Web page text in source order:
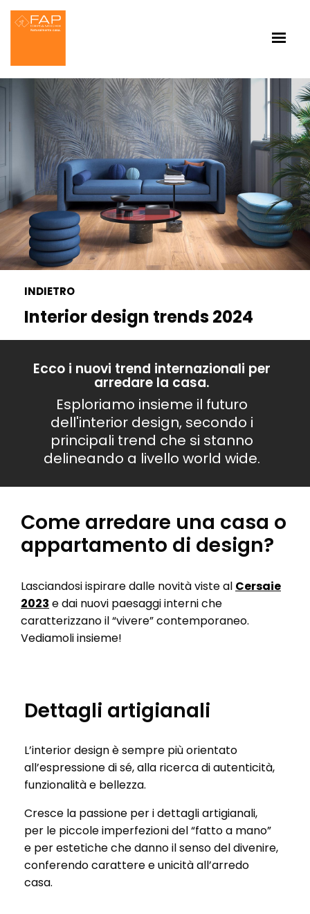
INDIETRO
Interior design trends 2024
Ecco i nuovi trend internazionali per
arredare la casa.
Esploriamo insieme il futuro
dell'interior design, secondo i
principali trend che si stanno
delineando a livello world wide.
Come arredare una casa o
appartamento di design?
Lasciandosi ispirare dalle novità viste al Cersaie
2023 e dai nuovi paesaggi interni che
caratterizzano il “vivere” contemporaneo.
Vediamoli insieme!
Dettagli artigianali
L’interior design è sempre più orientato
all’espressione di sé, alla ricerca di autenticità,
funzionalità e bellezza.
Cresce la passione per i dettagli artigianali,
per le piccole imperfezioni del “fatto a mano”
e per estetiche che danno il senso del divenire,
conferendo carattere e unicità all’arredo
casa.